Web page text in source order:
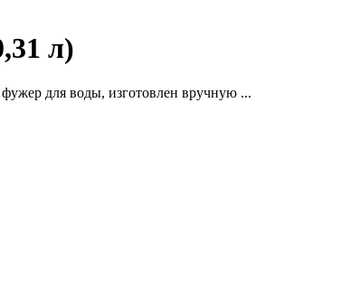
л)
для воды, изготовлен вручную ...